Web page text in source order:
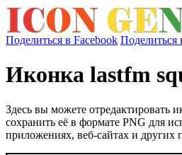
Поделиться в Facebook Поделиться
Иконка lastfm
Здесь вы можете отредактировать
сохранить её в формате PNG для
приложениях, веб-сайтах и других